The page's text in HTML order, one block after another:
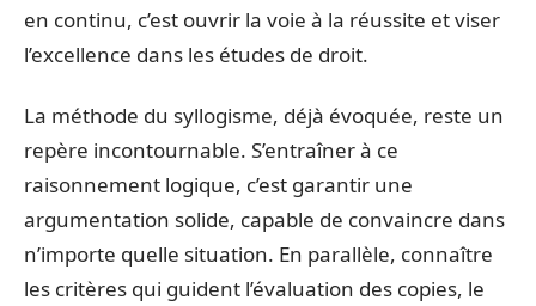
en continu, c’est ouvrir la voie à la réussite et viser
l’excellence dans les études de droit.
La méthode du syllogisme, déjà évoquée, reste un
repère incontournable. S’entraîner à ce
raisonnement logique, c’est garantir une
argumentation solide, capable de convaincre dans
n’importe quelle situation. En parallèle, connaître
les critères qui guident l’évaluation des copies, le